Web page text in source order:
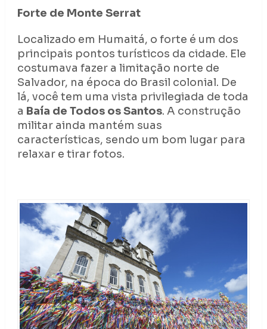
Forte de Monte Serrat
Localizado em Humaitá, o forte é um dos
principais pontos turísticos da cidade. Ele
costumava fazer a limitação norte de
Salvador, na época do Brasil colonial. De
lá, você tem uma vista privilegiada de toda
a Baía de Todos os Santos. A construção
militar ainda mantém suas
características, sendo um bom lugar para
relaxar e tirar fotos.